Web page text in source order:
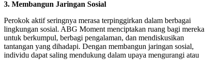
3. Membangun Jaringan Sosial
Perokok aktif seringnya merasa terpinggirkan dalam berbagai
lingkungan sosial. ABG Moment menciptakan ruang bagi mereka
untuk berkumpul, berbagi pengalaman, dan mendiskusikan
tantangan yang dihadapi. Dengan membangun jaringan sosial,
individu dapat saling mendukung dalam upaya mengurangi atau